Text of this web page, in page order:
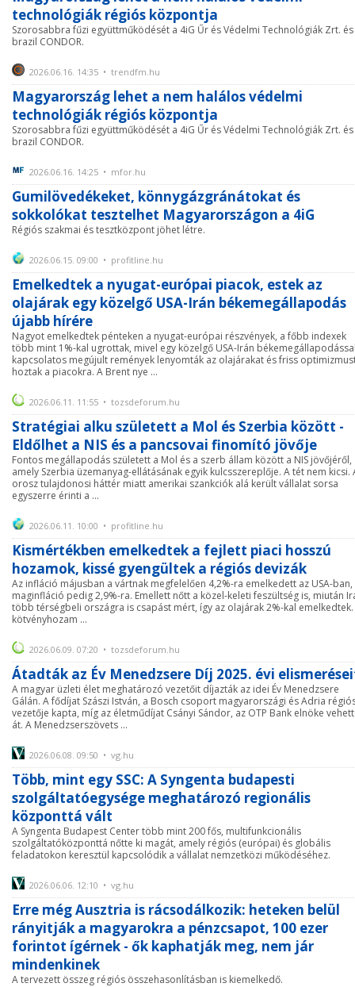
technológiák régiós központja
Szorosabbra fűzi együttműködését a 4iG Űr és Védelmi Technológiák Zrt.
brazil CONDOR.
2026.06.16. 14:35 • trendfm.hu
Magyarország lehet a nem halálos védelmi
technológiák régiós központja
Szorosabbra fűzi együttműködését a 4iG Űr és Védelmi Technológiák Zrt.
brazil CONDOR.
2026.06.16. 14:25 • mfor.hu
Gumilövedékeket, könnygázgránátokat és
sokkolókat tesztelhet Magyarországon a 4iG
Régiós szakmai és tesztközpont jöhet létre.
2026.06.15. 09:00 • profitline.hu
Emelkedtek a nyugat-európai piacok, estek az
olajárak egy közelgő USA-Irán békemegállapodás
újabb hírére
Nagyot emelkedtek pénteken a nyugat-európai részvények, a főbb indexek
több mint 1%-kal ugrottak, mivel egy közelgő USA-Irán
kapcsolatos megújult remények lenyomták az olajárakat és friss
hoztak a piacokra. A Brent nye ...
2026.06.11. 11:55 • tozsdeforum.hu
Stratégiai alku született a Mol és Szerbia között -
Eldőlhet a NIS és a pancsovai finomító jövője
Fontos megállapodás született a Mol és a szerb állam között a NIS jövőjéről,
amely Szerbia üzemanyag-ellátásának egyik kulcsszereplője. A tét nem kicsi.
orosz tulajdonosi háttér miatt amerikai szankciók alá került vállalat sorsa
egyszerre érinti a ...
2026.06.11. 10:00 • profitline.hu
Kismértékben emelkedtek a fejlett piaci hosszú
hozamok, kissé gyengültek a régiós devizák
Az infláció májusban a vártnak megfelelően 4,2%-ra emelkedett az USA-ban,
maginfláció pedig 2,9%-ra. Emellett nőtt a közel-keleti feszültség is, miután
több térségbeli országra is csapást mért, így az olajárak 2%-kal emelkedtek.
kötvényhozam ...
2026.06.09. 07:20 • tozsdeforum.hu
Átadták az Év Menedzsere Díj 2025. évi
A magyar üzleti élet meghatározó vezetőit díjazták az idei Év Menedzsere
Gálán. A fődíjat Szászi István, a Bosch csoport magyarországi és Adria
vezetője kapta, míg az életműdíjat Csányi Sándor, az OTP Bank elnöke
át. A Menedzserszövets ...
2026.06.08. 09:50 • vg.hu
Több, mint egy SSC: A Syngenta budapesti
szolgáltatóegysége meghatározó regionális
központtá vált
A Syngenta Budapest Center több mint 200 fős, multifunkcionális
szolgáltatóközponttá nőtte ki magát, amely régiós (európai) és globális
feladatokon keresztül kapcsolódik a vállalat nemzetközi működéséhez.
2026.06.06. 12:10 • vg.hu
Erre még Ausztria is rácsodálkozik: heteken belül
rányitják a magyarokra a pénzcsapot, 100 ezer
forintot ígérnek - ők kaphatják meg, nem jár
mindenkinek
A tervezett összeg régiós összehasonlításban is kiemelkedő.